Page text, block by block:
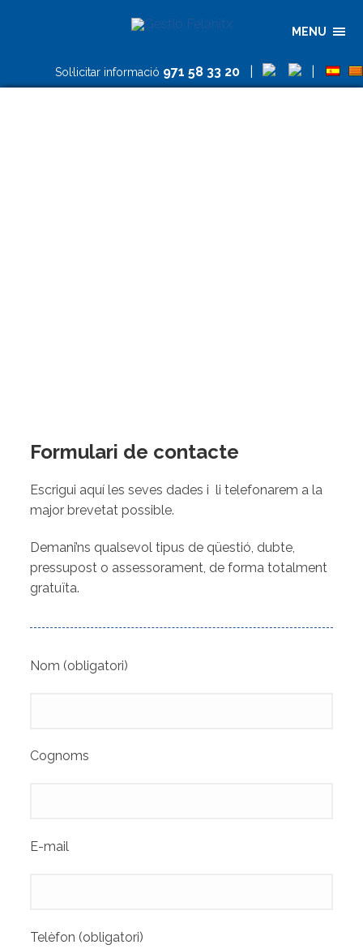
MENU
Sol·licitar informació 971 58 33 20
Formulari de contacte
Escrigui aquí les seves dades i li telefonarem a la
major brevetat possible.
Demani’ns qualsevol tipus de qüestió, dubte,
pressupost o assessorament, de forma totalment
gratuïta.
Nom (obligatori)
Cognoms
E-mail
Telèfon (obligatori)